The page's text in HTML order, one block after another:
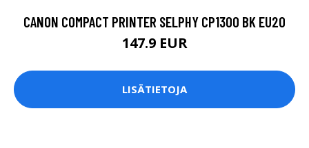
CANON COMPACT PRINTER SELPHY CP1300 BK EU20
147.9 EUR
LISÄTIETOJA